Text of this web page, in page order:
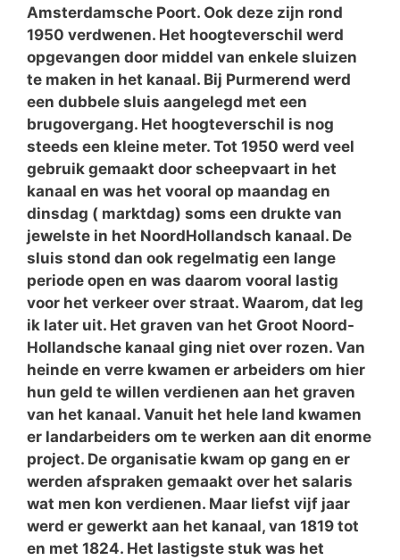
Amsterdamsche Poort. Ook deze zijn rond
1950 verdwenen. Het hoogteverschil werd
opgevangen door middel van enkele sluizen
te maken in het kanaal. Bij Purmerend werd
een dubbele sluis aangelegd met een
brugovergang. Het hoogteverschil is nog
steeds een kleine meter. Tot 1950 werd veel
gebruik gemaakt door scheepvaart in het
kanaal en was het vooral op maandag en
dinsdag ( marktdag) soms een drukte van
jewelste in het NoordHollandsch kanaal. De
sluis stond dan ook regelmatig een lange
periode open en was daarom vooral lastig
voor het verkeer over straat. Waarom, dat leg
ik later uit. Het graven van het Groot Noord-
Hollandsche kanaal ging niet over rozen. Van
heinde en verre kwamen er arbeiders om hier
hun geld te willen verdienen aan het graven
van het kanaal. Vanuit het hele land kwamen
er landarbeiders om te werken aan dit enorme
project. De organisatie kwam op gang en er
werden afspraken gemaakt over het salaris
wat men kon verdienen. Maar liefst vijf jaar
werd er gewerkt aan het kanaal, van 1819 tot
en met 1824. Het lastigste stuk was het